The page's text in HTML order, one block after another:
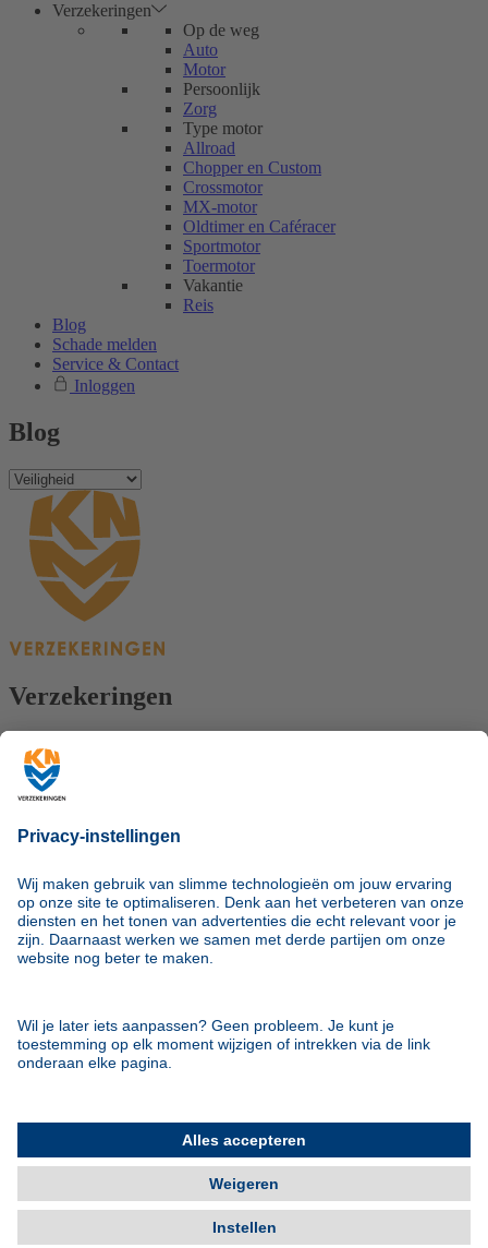
Verzekeringen
Op de weg
Auto
Motor
Persoonlijk
Zorg
Type motor
Allroad
Chopper en Custom
Crossmotor
MX-motor
Oldtimer en Caféracer
Sportmotor
Toermotor
Vakantie
Reis
Blog
Schade melden
Service & Contact
Inloggen
Blog
Verzekeringen
Autoverzekering
Motorverzekering
MX-verzekering
Contact
Documenten
Inloggen
Klachtenprocedure
Algemeen
Over Ons
KNMV Verzekeringen heeft 80 jaar ervaring met het verzekeren
van motoren. Wij zijn de specialist met hart voor je motor